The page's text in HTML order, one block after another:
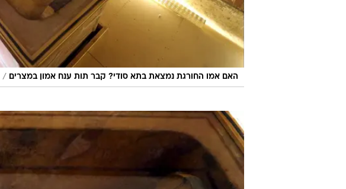
האם אמו החורגת נמצאת בתא סודי? קבר תות ענח אמון במצרים /